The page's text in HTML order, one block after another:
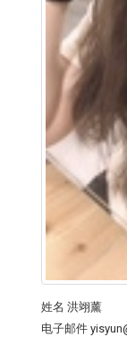
姓名 洪翊薰
电子邮件